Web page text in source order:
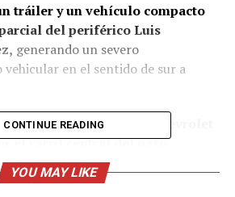
tráiler y un vehículo compacto
del periférico Luis
generando un severo
en el sentido de sur a
primeros reportes, un Chevrolet
el carril central del paso
Felipe J. Mery. Al intentar
de mayor velocidad, el
CONTINUE READING
YOU MAY LIKE